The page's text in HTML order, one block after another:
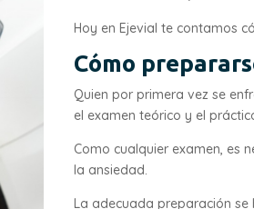
Hoy en Ejevial te contamos
Cómo
Quien por primera vez se
el examen teórico y el
Como cualquier examen, es
la ansiedad.
La adecuada preparación